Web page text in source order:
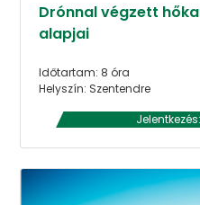
Drónnal végzett
alapjai
Időtartam: 8 óra
Helyszín: Szentendre